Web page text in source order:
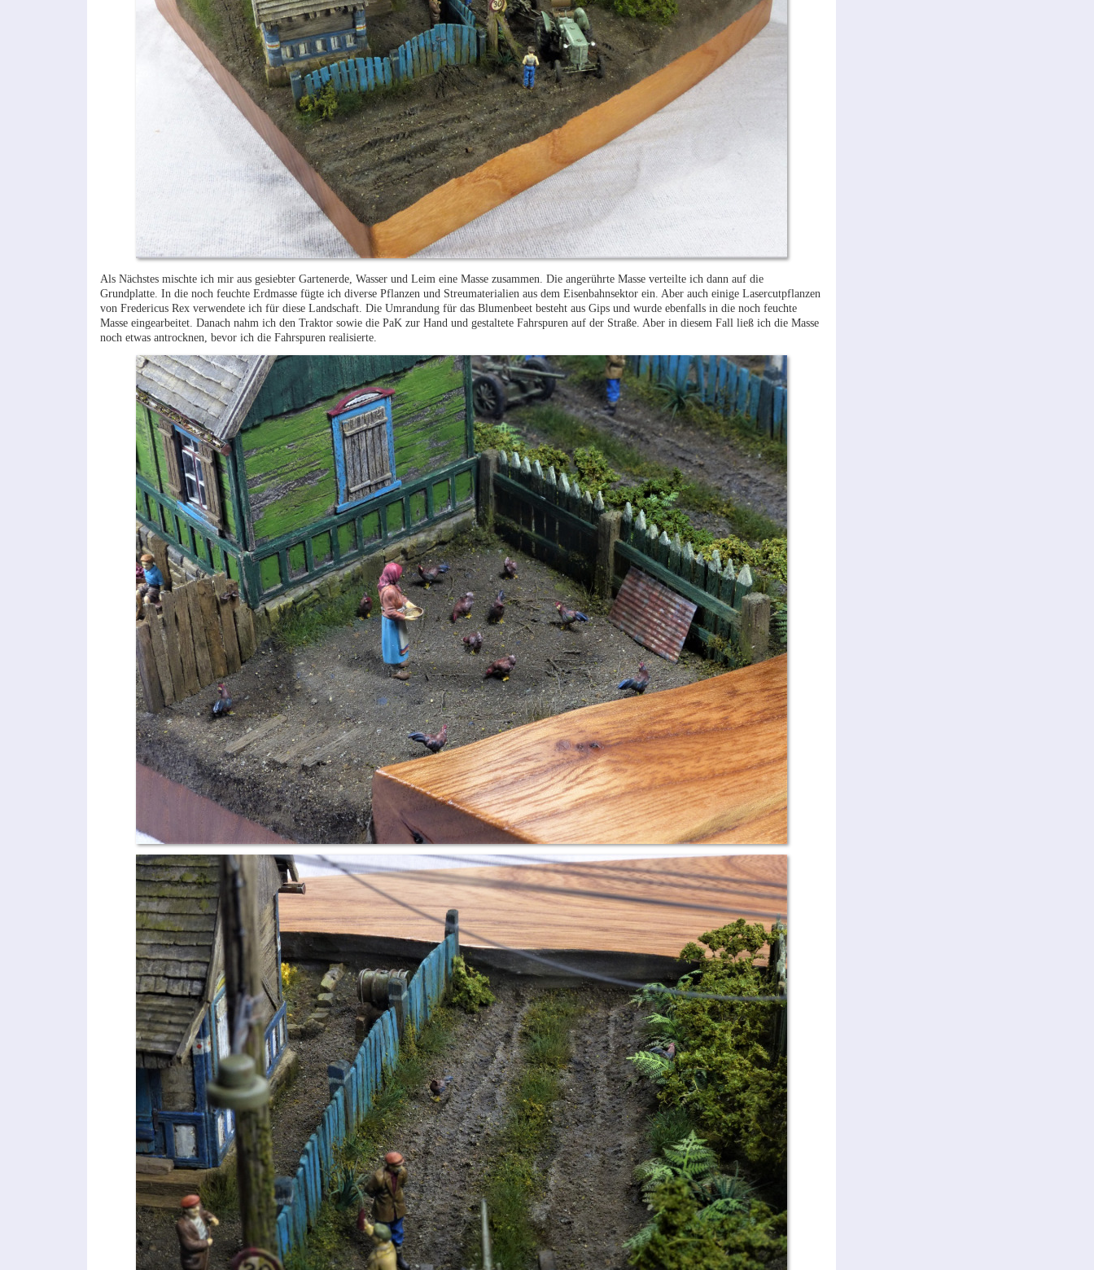
Als Nächstes mischte ich mir aus gesiebter Gartenerde, Wasser und Leim eine Masse zusammen. Die angerührte Masse verteilte ich dann auf die
Grundplatte. In die noch feuchte Erdmasse fügte ich diverse Pflanzen und Streumaterialien aus dem Eisenbahnsektor ein. Aber auch einige Lasercutpflanzen
von Fredericus Rex verwendete ich für diese Landschaft. Die Umrandung für das Blumenbeet besteht aus Gips und wurde ebenfalls in die noch feuchte
Masse eingearbeitet. Danach nahm ich den Traktor sowie die PaK zur Hand und gestaltete Fahrspuren auf der Straße. Aber in diesem Fall ließ ich die Masse
noch etwas antrocknen, bevor ich die Fahrspuren realisierte.